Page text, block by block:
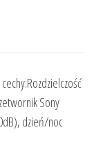
Sony
dzień/noc